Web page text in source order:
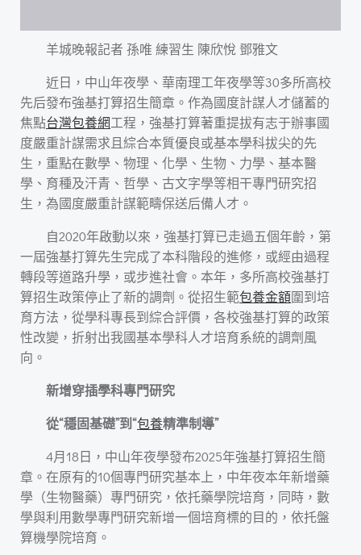
羊城晚報記者 孫唯 練習生 陳欣悅 鄧雅文
近日，中山年夜學、華南理工年夜學等30多所高校
先后發布強基打算招生簡章。作為國度計謀人才儲蓄的
焦點台灣包養網工程，強基打算著重提拔有志于辦事國
度嚴重計謀需求且綜合本質優良或基本學科拔尖的先
生，重點在數學、物理、化學、生物、力學、基本醫
學、育種及汗青、哲學、古文字學等相干專門研究招
生，為國度嚴重計謀範疇保送后備人才。
自2020年啟動以來，強基打算已走過五個年齡，第
一屆強基打算先生完成了本科階段的進修，或經由過程
轉段等道路升學，或步進社會。本年，多所高校強基打
算招生政策停止了新的調劑。從招生範包養金額圍到培
育方法，從學科專長到綜合評價，各校強基打算的政策
性改變，折射出我國基本學科人才培育系統的調劑風
向。
新增穿插學科專門研究
從“穩固基礎”到“包養精準制導”
4月18日，中山年夜學發布2025年強基打算招生簡
章。在原有的10個專門研究基本上，中年夜本年新增藥
學（生物醫藥）專門研究，依托藥學院培育，同時，數
學與利用數學專門研究新增一個培育標的目的，依托盤
算機學院培育。